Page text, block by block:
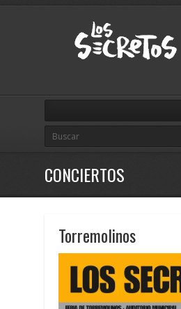
CONCIERTOS
Torremolinos